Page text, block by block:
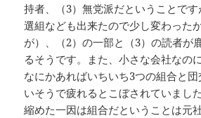
持者、（3）無党派だということで
選組なども出来たので少し変わった
が）、（2）の一部と（3）の読者が
るそうです。また、小さな会社なの
なにかあればいちいち3つの組合と
いそうで疲れるとこぼされていまし
縮めた一因は組合だということは元